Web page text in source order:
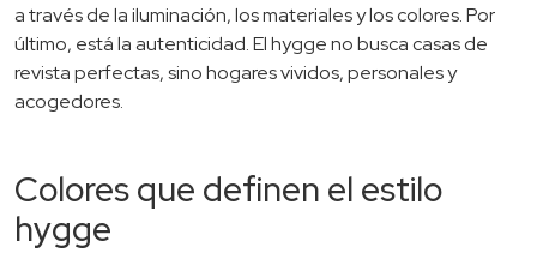
a través de la iluminación, los materiales y los colores. Por
último, está la autenticidad. El hygge no busca casas de
revista perfectas, sino hogares vividos, personales y
acogedores.
Colores que definen el estilo
hygge